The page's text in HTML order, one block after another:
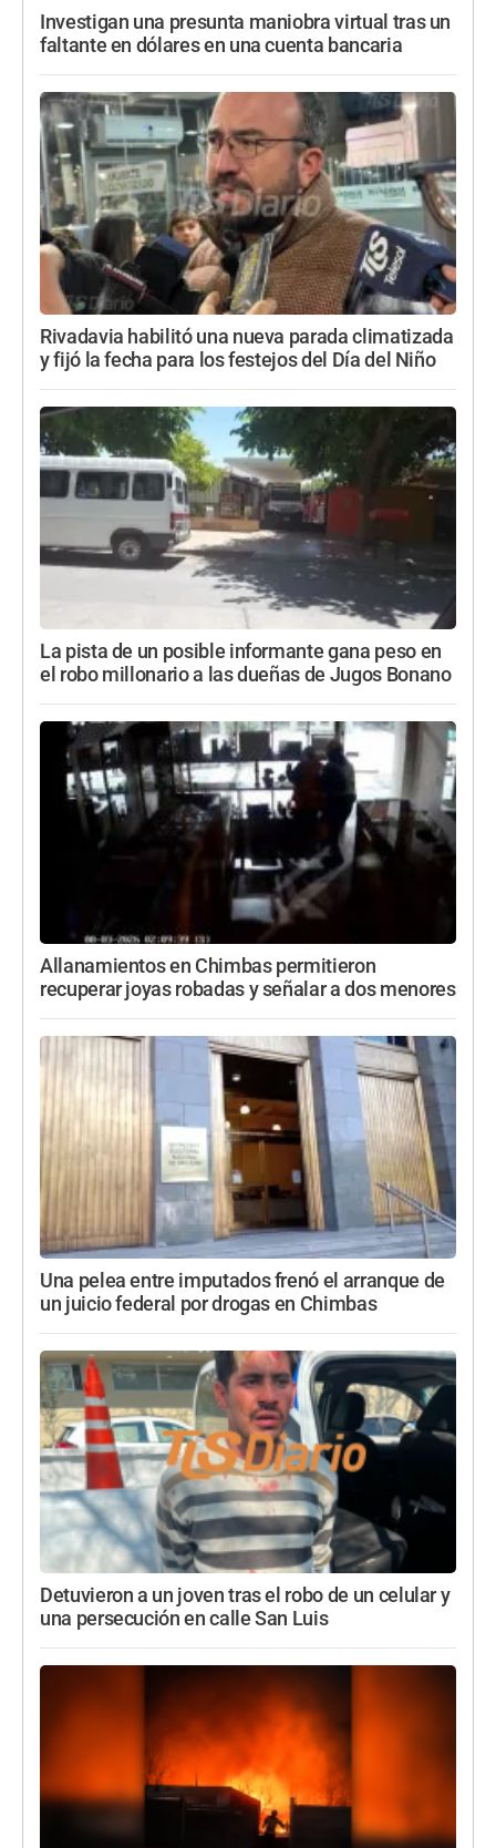
Investigan una presunta maniobra virtual tras un
faltante en dólares en una cuenta bancaria
Rivadavia habilitó una nueva parada climatizada
y fijó la fecha para los festejos del Día del Niño
La pista de un posible informante gana peso en
el robo millonario a las dueñas de Jugos Bonano
Allanamientos en Chimbas permitieron
recuperar joyas robadas y señalar a dos menores
Una pelea entre imputados frenó el arranque de
un juicio federal por drogas en Chimbas
Detuvieron a un joven tras el robo de un celular y
una persecución en calle San Luis